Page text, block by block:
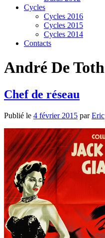
Cycles
Cycles 2016
Cycles 2015
Cycles 2014
Contacts
André De Toth
Chef de réseau
Publié le 4 février 2015 parEric